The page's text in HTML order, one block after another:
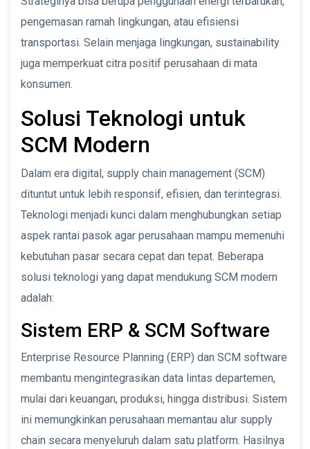
pengemasan ramah lingkungan, atau efisiensi
transportasi. Selain menjaga lingkungan, sustainability
juga memperkuat citra positif perusahaan di mata
konsumen.
Solusi Teknologi untuk
SCM Modern
Dalam era digital, supply chain management (SCM)
dituntut untuk lebih responsif, efisien, dan terintegrasi.
Teknologi menjadi kunci dalam menghubungkan setiap
aspek rantai pasok agar perusahaan mampu memenuhi
kebutuhan pasar secara cepat dan tepat. Beberapa
solusi teknologi yang dapat mendukung SCM modern
adalah:
Sistem ERP & SCM Software
Enterprise Resource Planning (ERP) dan SCM software
membantu mengintegrasikan data lintas departemen,
mulai dari keuangan, produksi, hingga distribusi. Sistem
ini memungkinkan perusahaan memantau alur supply
chain secara menyeluruh dalam satu platform. Hasilnya